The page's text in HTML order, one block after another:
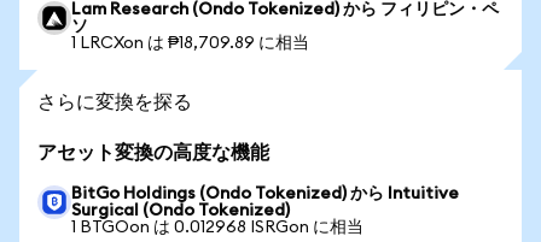
Lam Research (Ondo Tokenized) から フィリピン・ペ
ソ
1 LRCXon は ₱18,709.89 に相当
さらに変換を探る
アセット変換の高度な機能
BitGo Holdings (Ondo Tokenized) から Intuitive
Surgical (Ondo Tokenized)
1 BTGOon は 0.012968 ISRGon に相当